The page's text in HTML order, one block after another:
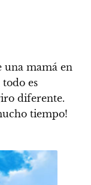
una mamá en
es
diferente.
tiempo!